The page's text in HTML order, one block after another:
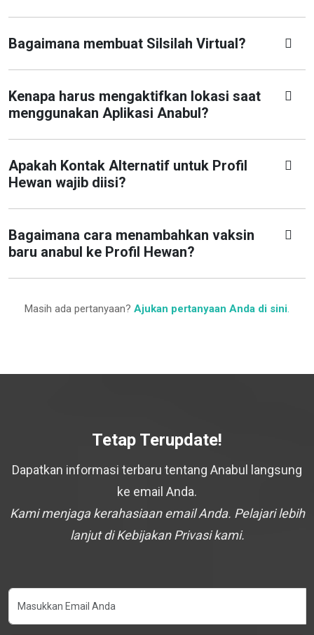
Bagaimana membuat Silsilah Virtual?
Kenapa harus mengaktifkan lokasi saat
menggunakan Aplikasi Anabul?
Apakah Kontak Alternatif untuk Profil
Hewan wajib diisi?
Bagaimana cara menambahkan vaksin
baru anabul ke Profil Hewan?
Masih ada pertanyaan? Ajukan pertanyaan Anda di sini.
Tetap Terupdate!
Dapatkan informasi terbaru tentang Anabul langsung
ke email Anda.
Kami menjaga kerahasiaan email Anda. Pelajari lebih
lanjut di Kebijakan Privasi kami.